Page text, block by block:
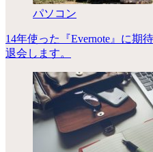
パソコン
14年使った『Evernote』に期
退会します。